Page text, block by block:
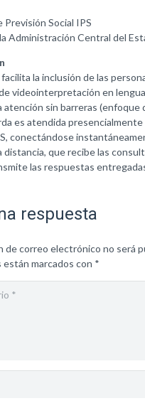
Social IPS
Administración Central del
la inclusión de las
videointerpretación en
atención sin barreras (enfoque
es atendida
conectándose
que recibe las
las respuestas
respuesta
de correo electrónico no será
marcados con *